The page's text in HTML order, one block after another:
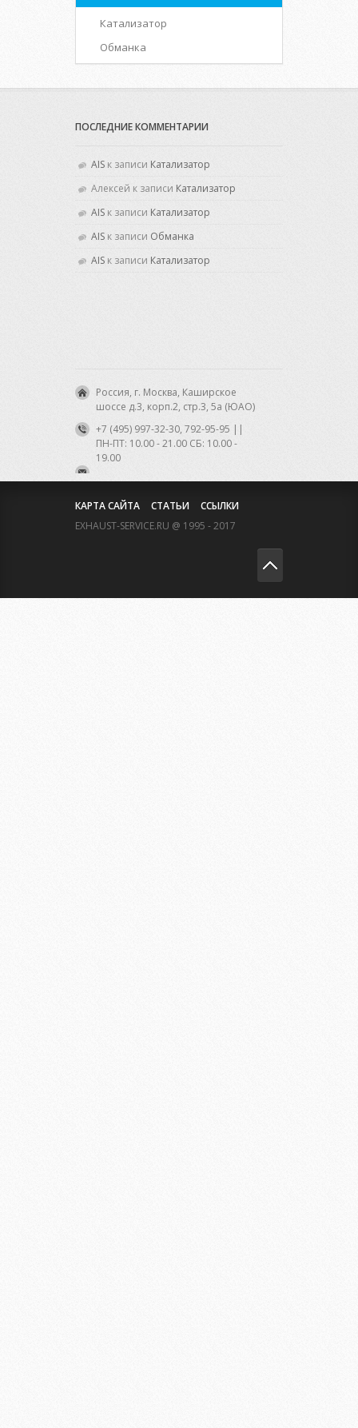
Катализатор
Обманка
ПОСЛЕДНИЕ КОММЕНТАРИИ
AIS к записи Катализатор
Алексей к записи Катализатор
AIS к записи Катализатор
AIS к записи Обманка
AIS к записи Катализатор
Россия, г. Москва, Каширское
шоссе д.3, корп.2, стр.3, 5а (ЮАО)
+7 (495) 997-32-30, 792-95-95 ||
ПН-ПТ: 10.00 - 21.00 CБ: 10.00 -
19.00
КАРТА САЙТА СТАТЬИ
ССЫЛКИ
EXHAUST-SERVICE.RU @ 1995 - 2017